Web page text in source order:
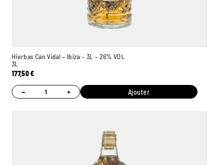
Hierbas Can Vidal – Ibiza – 3L – 26% VOL
3L
177,50€
− + Ajouter